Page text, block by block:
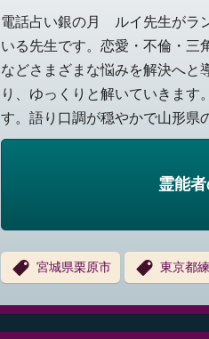
電話占い銀の月 ルイ先生がラ
いる先生です。恋愛・不倫・三
などさまざまな悩みを解決へと
り、ゆっくりと解いていきます
す。語り口調が穏やかで山形県
霊能
宮城県栗原市 東京都